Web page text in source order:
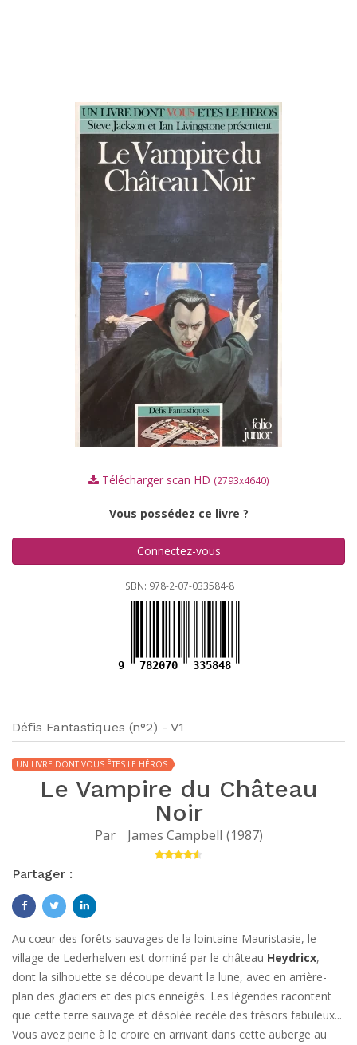
Télécharger scan HD (2793x4640)
Vous possédez ce livre ?
Connectez-vous
ISBN: 978-2-07-033584-8
9 782070 335848
Défis Fantastiques (n°2) - V1
UN LIVRE DONT VOUS ÊTES LE HÉROS
Le Vampire du Château
Noir
Par James Campbell (1987)
Partager :
Au cœur des forêts sauvages de la lointaine Mauristasie, le
village de Lederhelven est dominé par le château Heydricx,
dont la silhouette se découpe devant la lune, avec en arrière-
plan des glaciers et des pics enneigés. Les légendes racontent
que cette terre sauvage et désolée recèle des trésors fabuleux...
Vous avez peine à le croire en arrivant dans cette auberge au